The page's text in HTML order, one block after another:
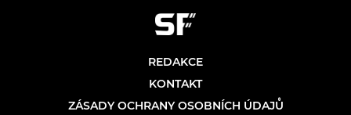
REDAKCE
KONTAKT
ZÁSADY OCHRANY OSOBNÍCH ÚDAJŮ